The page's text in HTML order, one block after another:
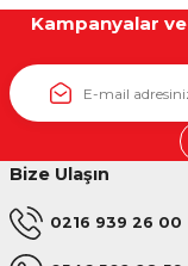
Kampanyalar
Bize Ulaşın
0216 939 26 00